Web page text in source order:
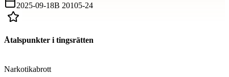
2025-09-18B 20105-24
Åtalspunkter i tingsrätten
Narkotikabrott